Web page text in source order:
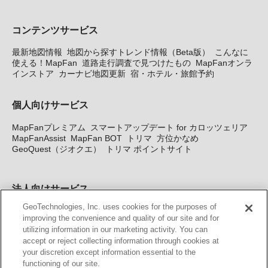
コンテンツサービス
最新地図情報 地図から探すトレンド情報（Beta版）
こんなに
使える！MapFan 道路走行調査で見つけたもの MapFanオンラ
インストア
カーナビ地図更新 宿・ホテル・旅館予約
個人向けサービス
MapFanプレミアム
スマートアップデート for カロッツェリア
MapFanAssist MapFan BOT トリマ 方位かなめ
GeoQuest（ジオクエ）
トリマ ポイントサイト
法人向けサービス
法人向け地図・位置情報サービス WEBサイト・システム向け地
図API Windows PC向け地図開発キット MapFan DB 住所確認
サービス
MAP WORLD+ トリマ広告 Geo-Research
GeoTechnologies, Inc. uses cookies for the purposes of
improving the convenience and quality of our site and for
utilizing information in our marketing activity. You can
accept or reject collecting information through cookies at
your discretion except information essential to the
functioning of our site.